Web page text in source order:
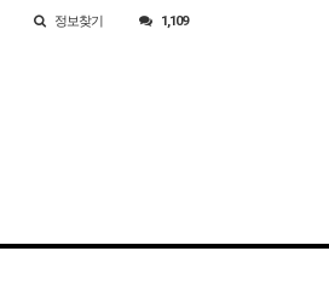
정보찾기 1,109